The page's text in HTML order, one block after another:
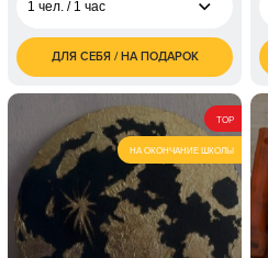
1 чел. / 1 час
1 500
грн
2 чел. / 1 час
1 800
грн
ДЛЯ СЕБЯ / НА ПОДАРОК
TOP
НА ОКОНЧАНИЕ ШКОЛЫ